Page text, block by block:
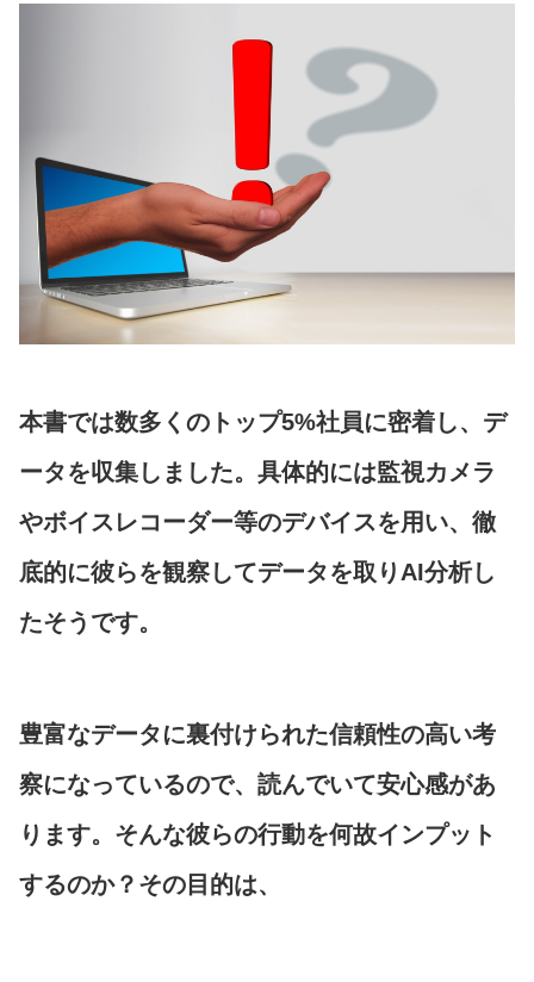
本書では数多くのトップ5%社員に密着し、デ
ータを収集しました。具体的には監視カメラ
やボイスレコーダー等のデバイスを用い、徹
底的に彼らを観察してデータを取りAI分析し
たそうです。
豊富なデータに裏付けられた信頼性の高い考
察になっているので、読んでいて安心感があ
ります。そんな彼らの行動を何故インプット
するのか？その目的は、